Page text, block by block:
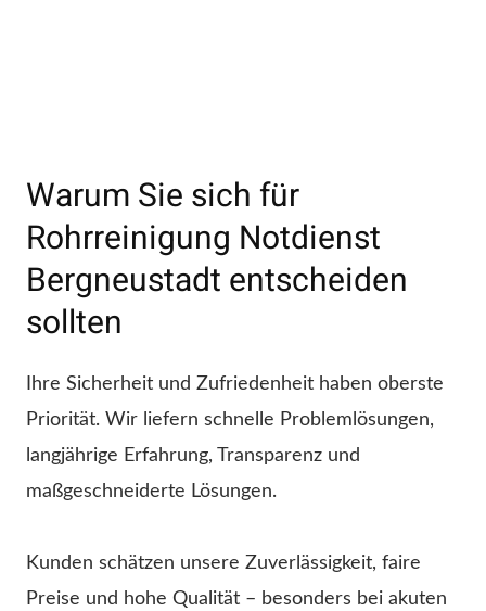
Warum Sie sich für
Rohrreinigung Notdienst
Bergneustadt entscheiden
sollten
Ihre Sicherheit und Zufriedenheit haben oberste
Priorität. Wir liefern schnelle Problemlösungen,
langjährige Erfahrung, Transparenz und
maßgeschneiderte Lösungen.
Kunden schätzen unsere Zuverlässigkeit, faire
Preise und hohe Qualität – besonders bei akuten